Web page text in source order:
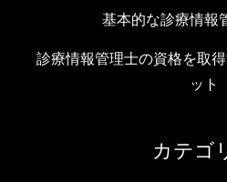
基本的な診療情報
診療情報管理士の資格を取
ット
カテゴ